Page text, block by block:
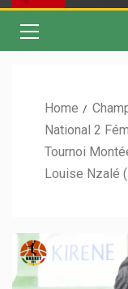
Home
National 2
Tournoi
Louise Nzalé